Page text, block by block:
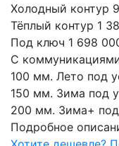
Холодный контур
Тёплый контур 1
Под ключ 1 698
С
100 мм. Лето под
150 мм. Зима под
200 мм. Зима+
Подробное